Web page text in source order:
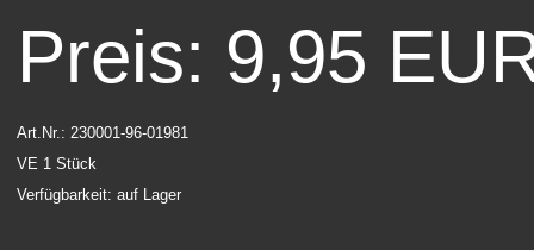
Preis: 9,95
Art.Nr.: 230001-96-01981
VE 1 Stück
Verfügbarkeit: auf Lager